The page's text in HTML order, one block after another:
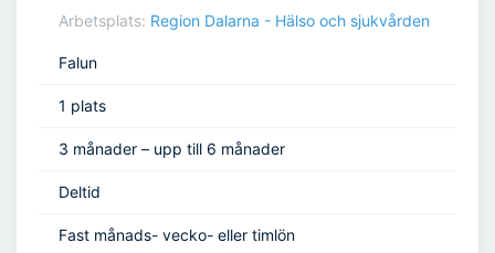
Arbetsplats: Region Dalarna - Hälso och sjukvården
Falun
1 plats
3 månader – upp till 6 månader
Deltid
Fast månads- vecko- eller timlön